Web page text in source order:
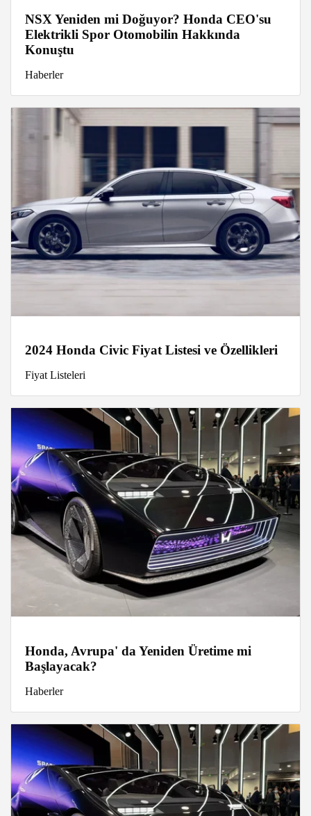
NSX Yeniden mi Doğuyor? Honda CEO'su
Elektrikli Spor Otomobilin Hakkında
Konuştu
Haberler
2024 Honda Civic Fiyat Listesi ve Özellikleri
Fiyat Listeleri
Honda, Avrupa' da Yeniden Üretime mi
Başlayacak?
Haberler